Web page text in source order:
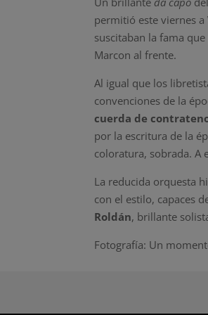
permitió este viernes a
suscitaban la fama
Marcon al frente.
Al igual que los
convenciones de la
cuerda de
por la escritura de la
coloratura, sobrada. A
La reducida orquesta
con el estilo, capaces
Roldán, brillante
Fotografía: Un